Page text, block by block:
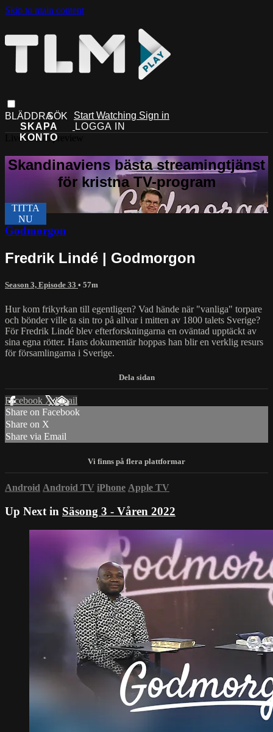
Skip to main content
Start Watching Sign in
Live stream preview
Godmorgon
Fredrik Lindé | Godmorgon
Season 3, Episode 33 • 57m
Hur kom frikyrkan till egentligen? Vad hände när "vanliga" torpare
och bönder ville ta sin tro på allvar i mitten av 1800 talets Sverige?
För Fredrik Lindé blev efterforskningarna en oväntad upptäckt av
sina egna rötter. Hans dokumentär hoppas han blir en verklig resurs
för församlingarna i Sverige.
Facebook XEmail
Share on Facebook
Share on X
Share via Email
Android Android TV iPhone Apple TV
Up Next in Säsong 3 - Våren 2022